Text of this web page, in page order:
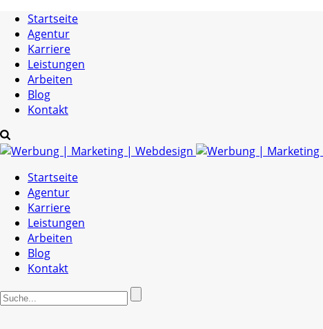
Startseite
Agentur
Karriere
Leistungen
Arbeiten
Blog
Kontakt
Startseite
Agentur
Karriere
Leistungen
Arbeiten
Blog
Kontakt